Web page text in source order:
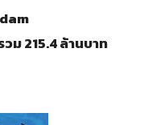
ม 215.4 ล้านบาท